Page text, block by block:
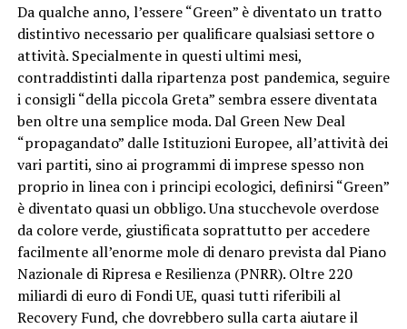
Da qualche anno, l’essere “Green” è diventato un tratto
distintivo necessario per qualificare qualsiasi settore o
attività. Specialmente in questi ultimi mesi,
contraddistinti dalla ripartenza post pandemica, seguire
i consigli “della piccola Greta” sembra essere diventata
ben oltre una semplice moda. Dal Green New Deal
“propagandato” dalle Istituzioni Europee, all’attività dei
vari partiti, sino ai programmi di imprese spesso non
proprio in linea con i principi ecologici, definirsi “Green”
è diventato quasi un obbligo. Una stucchevole overdose
da colore verde, giustificata soprattutto per accedere
facilmente all’enorme mole di denaro prevista dal Piano
Nazionale di Ripresa e Resilienza (PNRR). Oltre 220
miliardi di euro di Fondi UE, quasi tutti riferibili al
Recovery Fund, che dovrebbero sulla carta aiutare il